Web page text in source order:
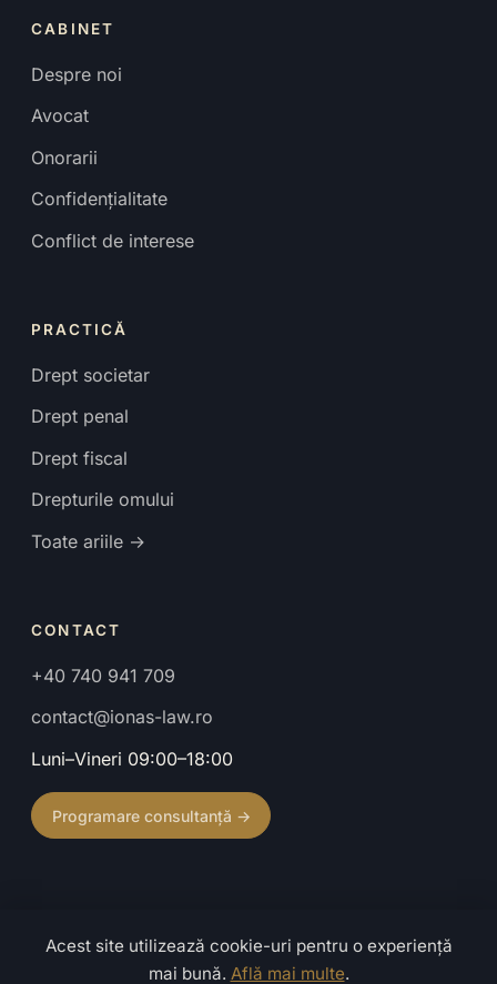
CABINET
Despre noi
Avocat
Onorarii
Confidențialitate
Conflict de interese
PRACTICĂ
Drept societar
Drept penal
Drept fiscal
Drepturile omului
Toate ariile →
CONTACT
+40 740 941 709
contact@ionas-law.ro
Luni–Vineri 09:00–18:00
Programare consultanță →
© 2026 Cabinet de Avocat Ionaș Mihaela. Toate drepturile
Acest site utilizează cookie-uri pentru o experiență
mai bună. Află mai multe.